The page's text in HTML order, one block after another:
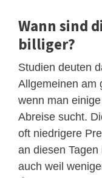
Wann sind
billiger?
Studien deuten
Allgemeinen am
wenn man
Abreise sucht.
oft niedrigere
an diesen
auch weil